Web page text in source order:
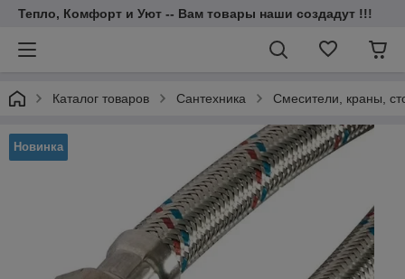
Тепло, Комфорт и Уют -- Вам товары наши создадут !!!
Каталог товаров Cантехника Смесители, краны,
Новинка